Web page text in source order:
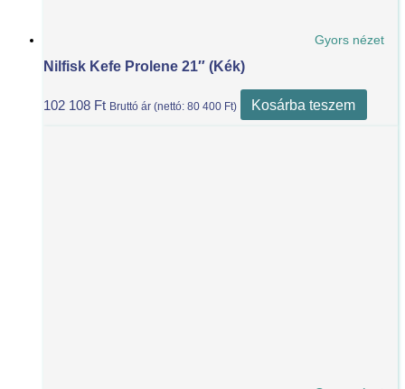
Gyors nézet
Nilfisk Kefe Prolene 21″ (Kék)
102 108 Ft Bruttó ár (nettó: 80 400 Ft) Kosárba teszem